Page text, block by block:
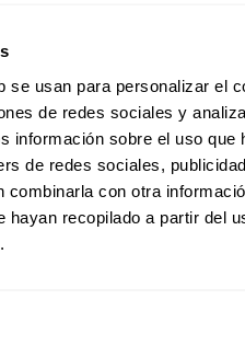
se usan para personalizar el
de redes sociales y
información sobre el uso que
de redes sociales,
combinarla con otra
hayan recopilado a partir del
de paz y, sobre
hablaros de Mirelle, una…